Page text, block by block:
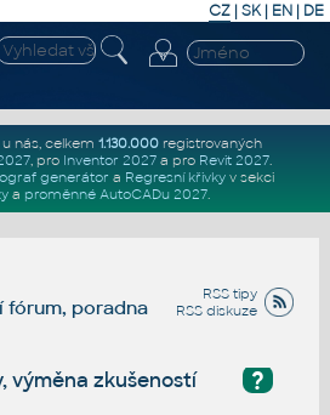
CZ | SK| EN | DE
nás, celkem 1.130.000registrovaných
, pro Inventor 2027a pro Revit 2027.
generátor a Regresní křivkyv sekci
a proměnné AutoCADu 2027.
RSS tipy
RSS diskuze
fórum, poradna
?
výměna zkušeností